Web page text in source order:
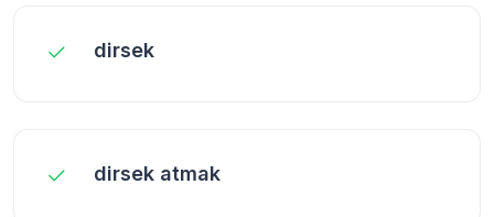
dirsek
dirsek atmak